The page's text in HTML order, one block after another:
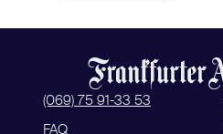
(069) 75 91-33 53
FAQ